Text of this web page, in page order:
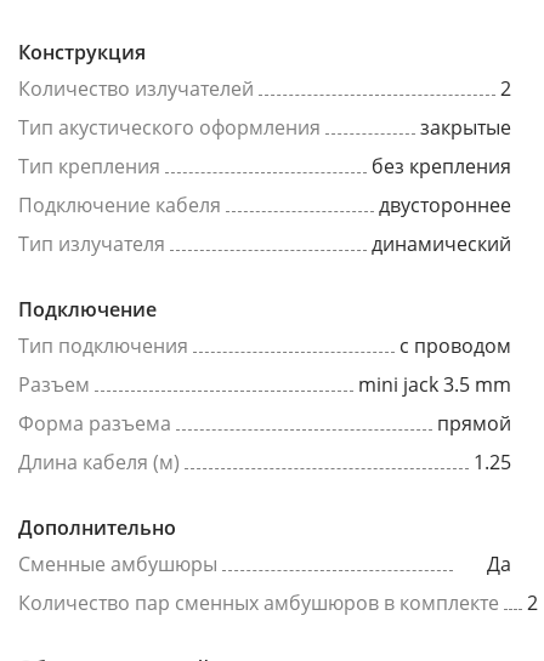
Конструкция
Количество излучателей
2
Тип акустического оформления
закрытые
Тип крепления
без крепления
Подключение кабеля
двустороннее
Тип излучателя
динамический
Подключение
Тип подключения
с проводом
Разъем
mini jack 3.5 mm
Форма разъема
прямой
Длина кабеля (м)
1.25
Дополнительно
Сменные амбушюры
Да
Количество пар сменных амбушюров в комплекте
2